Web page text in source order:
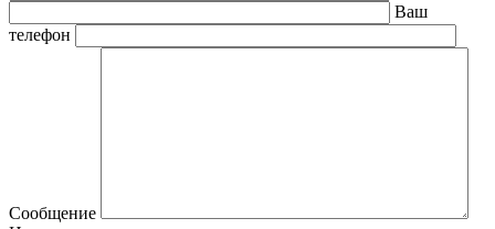
Ваш
телефон
Сообщение